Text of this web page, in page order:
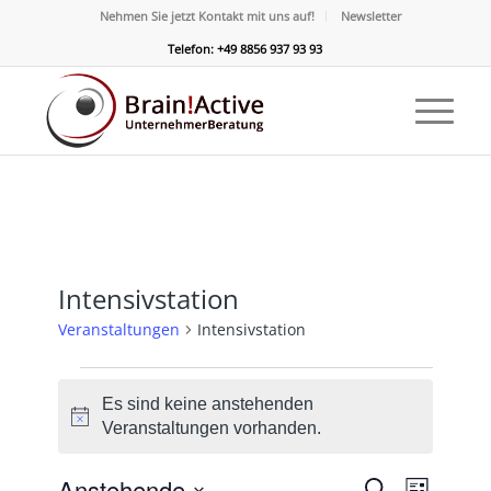
Nehmen Sie jetzt Kontakt mit uns auf!
Newsletter
Telefon: +49 8856 937 93 93
Intensivstation
Veranstaltungen Intensivstation
Hinweis
Es sind keine anstehenden
Veranstaltungen vorhanden.